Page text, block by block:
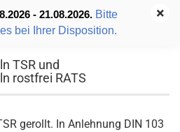
- 21.08.2026. Bitte
bei Ihrer Disposition.
TSR und
rostfrei RATS
gerollt. In Anlehnung DIN 103